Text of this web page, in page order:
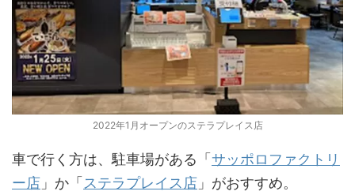
2022年1月オープンのステラプレイス店
車で行く方は、駐車場がある「 サッポロファクトリ
ー店 」か「 ステラプレイス店 」がおすすめ。